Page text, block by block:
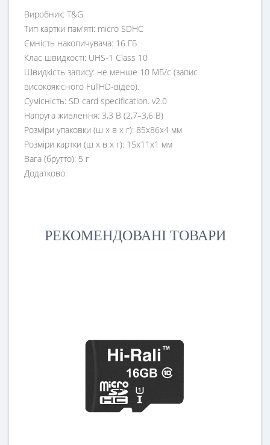
Виробник: T&G
Тип картки пам'яті: micro SDHC
Ємність накопичувача: 16 ГБ
Клас швидкості: UHS-1 Class 10
Швидкість запису: не менше 10 МБ/с (запис
високоякісного FullHD-відео).
Сумісність: SD card specification. v2.0
Напруга живлення: 3,3 В (2,7–3,6 В)
Розміри упаковки (ш x в x г): 85x86x4 мм
Розміри картки (ш x в x г): 15x11x1 мм
Вага (брутто): 5 г
Додатково:
РЕКОМЕНДОВАНІ ТОВАРИ